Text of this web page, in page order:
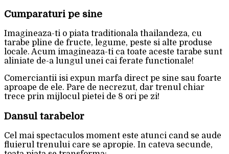
Cumparaturi pe sine
Imagineaza-ti o piata traditionala thailandeza, cu
tarabe pline de fructe, legume, peste si alte produse
locale. Acum imagineaza-ti ca toate aceste tarabe sunt
aliniate de-a lungul unei cai ferate functionale!
Comerciantii isi expun marfa direct pe sine sau foarte
aproape de ele. Pare de necrezut, dar trenul chiar
trece prin mijlocul pietei de 8 ori pe zi!
Dansul tarabelor
Cel mai spectaculos moment este atunci cand se aude
fluierul trenului care se apropie. In cateva secunde,